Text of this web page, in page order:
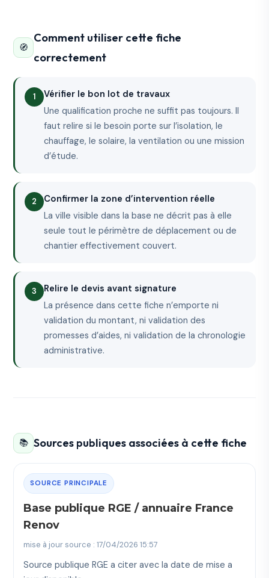
🧭
Comment utiliser cette fiche
correctement
Vérifier le bon lot de travaux
Une qualification proche ne suffit pas toujours. Il
faut relire si le besoin porte sur l’isolation, le
chauffage, le solaire, la ventilation ou une mission
d’étude.
Confirmer la zone d’intervention réelle
La ville visible dans la base ne décrit pas à elle
seule tout le périmètre de déplacement ou de
chantier effectivement couvert.
Relire le devis avant signature
La présence dans cette fiche n’emporte ni
validation du montant, ni validation des
promesses d’aides, ni validation de la chronologie
administrative.
📚 Sources publiques associées à cette fiche
SOURCE PRINCIPALE
Base publique RGE / annuaire France
Renov
mise à jour source : 17/04/2026 15:57
Source publique RGE a citer avec la date de mise a